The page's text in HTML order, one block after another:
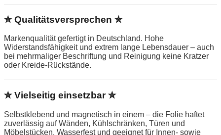
✮ Qualitätsversprechen ✮
Markenqualität gefertigt in Deutschland. Hohe
Widerstandsfähigkeit und extrem lange Lebensdauer – auch
bei mehrmaliger Beschriftung und Reinigung keine Kratzer
oder Kreide-Rückstände.
✮ Vielseitig einsetzbar ✮
Selbstklebend und magnetisch in einem – die Folie haftet
zuverlässig auf Wänden, Kühlschränken, Türen und
Möbelstücken. Wasserfest und geeignet für Innen- sowie